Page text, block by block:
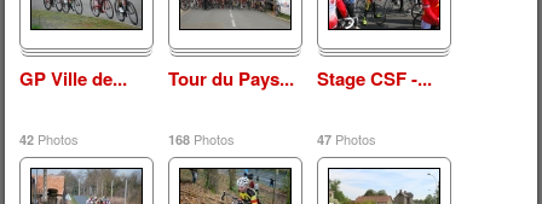
GP Ville de...
42Photos
Tour du Pays...
168Photos
Stage CSF -...
47Photos